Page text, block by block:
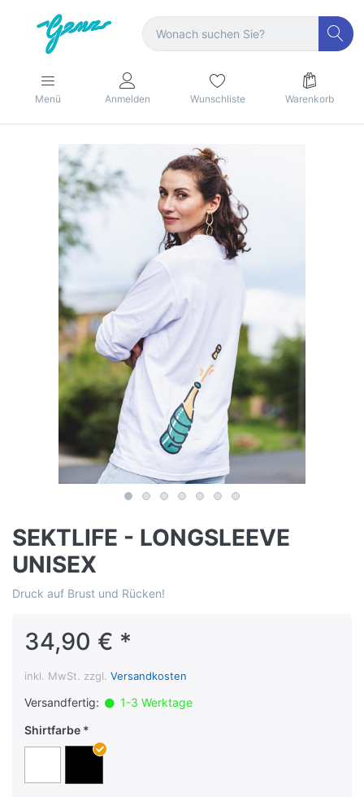
Menü Anmelden Wunschliste Warenkorb
SEKTLIFE - LONGSLEEVE
UNISEX
Druck auf Brust und Rücken!
34,90 € *
inkl. MwSt. zzgl. Versandkosten
Versandfertig:
1-3 Werktage
Shirtfarbe